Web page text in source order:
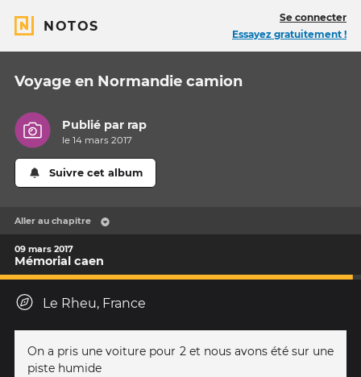
NOTOS
Se connecter
Essayez gratuitement !
Voyage en Normandie camion
Publié par rap
le 14 mars 2017
Suivre cet album
Aller au chapitre
09 mars 2017
Mémorial caen
Le Rheu, France
On a pris une voiture pour 2 et nous avons été sur une
piste humide